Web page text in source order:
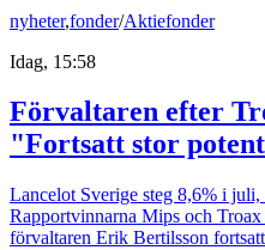
nyheter,fonder/Aktiefonder
Idag, 15:58
Förvaltaren efter
"Fortsatt stor
Lancelot Sverige steg 8,6% i
Rapportvinnarna Mips och
förvaltaren Erik Bertilsson